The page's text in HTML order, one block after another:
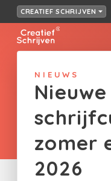
CREATIEF SCHRIJVEN
NIEUWS
Nieuwe
zomer
2026